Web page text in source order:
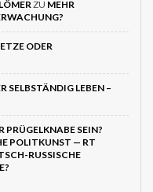
ZU MEHR
ODER
SELBSTÄNDIG LEBEN –
PRÜGELKNABE SEIN?
POLITKUNST — RT
RUSSISCHE